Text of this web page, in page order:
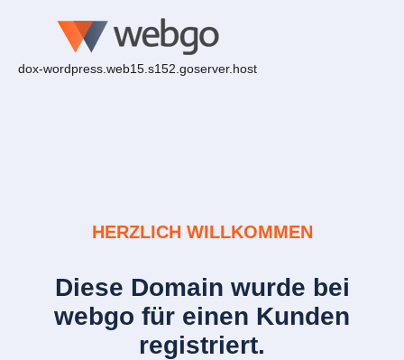
dox-wordpress.web15.s152.goserver.host
HERZLICH WILLKOMMEN
Diese Domain wurde bei
webgo für einen Kunden
registriert.